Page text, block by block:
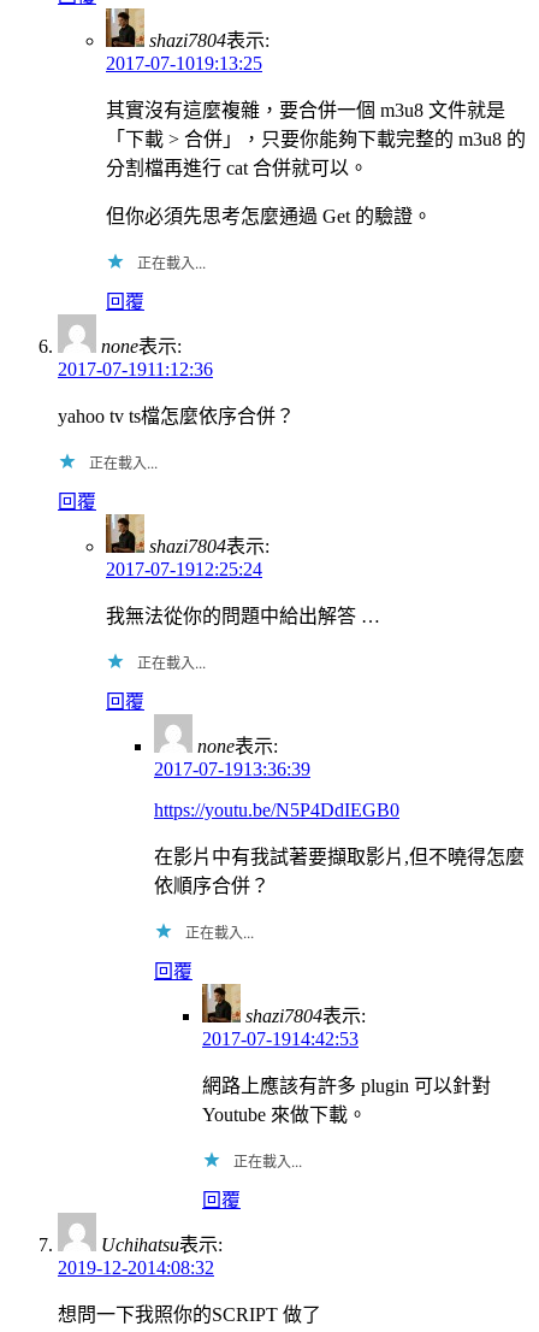
shazi7804表示:
2017-07-1019:13:25
其實沒有這麼複雜，要合併一個 m3u8 文件就是
「下載 > 合併」，只要你能夠下載完整的 m3u8 的
分割檔再進行 cat 合併就可以。
但你必須先思考怎麼通過 Get 的驗證。
正在載入...
回覆
none表示:
2017-07-1911:12:36
yahoo tv ts檔怎麼依序合併？
正在載入...
回覆
shazi7804表示:
2017-07-1912:25:24
我無法從你的問題中給出解答 …
正在載入...
回覆
none表示:
2017-07-1913:36:39
https://youtu.be/N5P4DdIEGB0
在影片中有我試著要擷取影片,但不曉得怎麼
依順序合併？
正在載入...
回覆
shazi7804表示:
2017-07-1914:42:53
網路上應該有許多 plugin 可以針對
Youtube 來做下載。
正在載入...
回覆
Uchihatsu表示:
2019-12-2014:08:32
想問一下我照你的SCRIPT 做了